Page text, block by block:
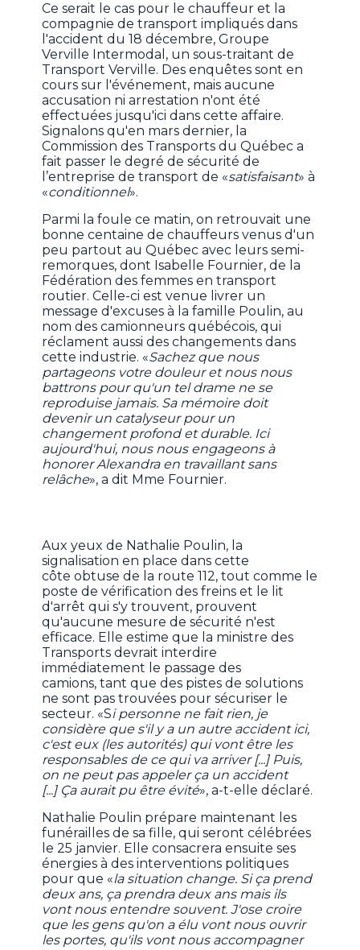
Ce serait le cas pour le chauffeur et la
compagnie de transport impliqués dans
l'accident du 18 décembre, Groupe
Verville Intermodal, un sous-traitant de
Transport Verville. Des enquêtes sont en
cours sur l'événement, mais aucune
accusation ni arrestation n'ont été
effectuées jusqu'ici dans cette affaire.
Signalons qu'en mars dernier, la
Commission des Transports du Québec a
fait passer le degré de sécurité de
l’entreprise de transport de «satisfaisant» à
«conditionnel».
Parmi la foule ce matin, on retrouvait une
bonne centaine de chauffeurs venus d'un
peu partout au Québec avec leurs semi-
remorques, dont Isabelle Fournier, de la
Fédération des femmes en transport
routier. Celle-ci est venue livrer un
message d'excuses à la famille Poulin, au
nom des camionneurs québécois, qui
réclament aussi des changements dans
cette industrie. «Sachez que nous
partageons votre douleur et nous nous
battrons pour qu'un tel drame ne se
reproduise jamais. Sa mémoire doit
devenir un catalyseur pour un
changement profond et durable. Ici
aujourd'hui, nous nous engageons à
honorer Alexandra en travaillant sans
relâche», a dit Mme Fournier.
Aux yeux de Nathalie Poulin, la
signalisation en place dans cette
côte obtuse de la route 112, tout comme le
poste de vérification des freins et le lit
d'arrêt qui s'y trouvent, prouvent
qu'aucune mesure de sécurité n'est
efficace. Elle estime que la ministre des
Transports devrait interdire
immédiatement le passage des
camions, tant que des pistes de solutions
ne sont pas trouvées pour sécuriser le
secteur. «Si personne ne fait rien, je
considère que s'il y a un autre accident ici,
c'est eux (les autorités) qui vont être les
responsables de ce qui va arriver [...] Puis,
on ne peut pas appeler ça un accident
[...] Ça aurait pu être évité», a-t-elle déclaré.
Nathalie Poulin prépare maintenant les
funérailles de sa fille, qui seront célébrées
le 25 janvier. Elle consacrera ensuite ses
énergies à des interventions politiques
pour que «la situation change. Si ça prend
deux ans, ça prendra deux ans mais ils
vont nous entendre souvent. J'ose croire
que les gens qu'on a élu vont nous ouvrir
les portes, qu'ils vont nous accompagner